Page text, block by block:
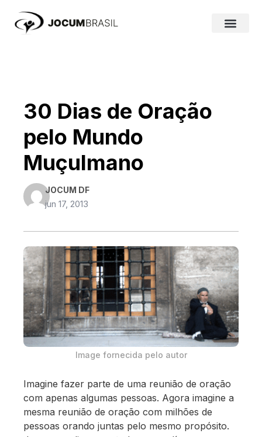
para
30 Dias de Oração
pelo Mundo
Muçulmano
JOCUM DF
jun 17, 2013
Image fornecida pelo autor
Imagine fazer parte de uma reunião de oração
com apenas algumas pessoas. Agora imagine a
mesma reunião de oração com milhões de
pessoas orando juntas pelo mesmo propósito.